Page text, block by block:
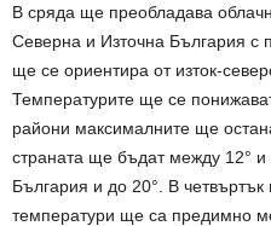
В сряда ще преобладава
Северна и Източна България с
ще се ориентира от изток-
Температурите ще се
райони максималните ще
страната ще бъдат между 12°
България и до 20°. В
температури ще са предимно